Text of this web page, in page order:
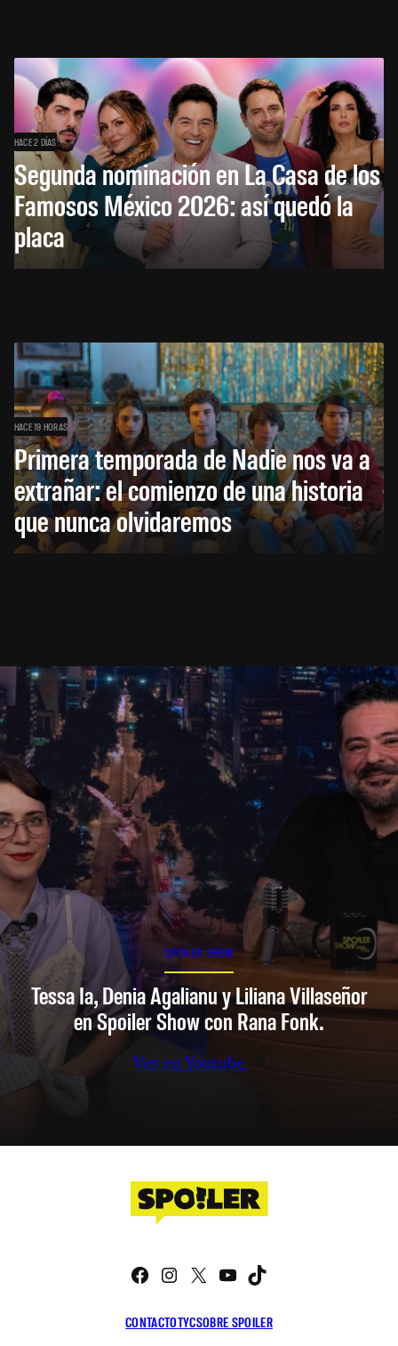
HACE 2 DÍAS
Segunda nominación en La Casa de los
Famosos México 2026: así quedó la
placa
HACE 19 HORAS
Primera temporada de Nadie nos va a
extrañar: el comienzo de una historia
que nunca olvidaremos
SPOILER SHOW
Tessa Ia, Denia Agalianu y Liliana Villaseñor
en Spoiler Show con Rana Fonk.
Ver en Youtube
CONTACTOTYCSOBRE SPOILER
Facebook
Instagram
X YouTube